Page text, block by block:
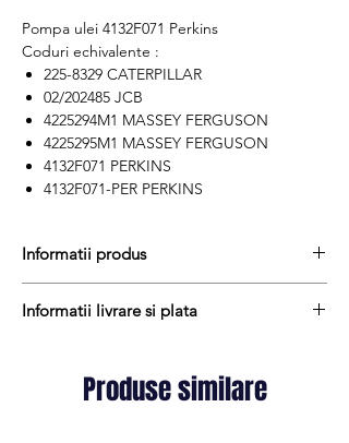
Pompa ulei 4132F071 Perkins
Coduri echivalente :
225-8329 CATERPILLAR
02/202485 JCB
4225294M1 MASSEY FERGUSON
4225295M1 MASSEY FERGUSON
4132F071 PERKINS
4132F071-PER PERKINS
Informatii produs
livrare
Cod produs : 4132F071
Stocul si pretul afisat nu se actualizeaza in
Informatii livrare si plata
expediate in termen de 1 - 2 zile lucratoare
iar termenul de livrare pentru produsele
Produse similare